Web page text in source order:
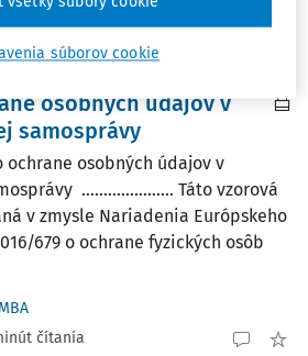
osobných údajov v
samosprávy
osobných údajov v
………………… Táto vzorová
v zmysle Nariadenia Európskeho
679 o ochrane fyzických osôb
čítania
súborov cookie